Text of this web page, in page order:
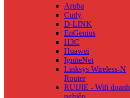
Aruba
Cudy
D-LINK
EnGenius
H3C
Huawei
IgniteNet
Linksys Wireless-N
Router
RUIJIE - Wifi doanh
nghiệp